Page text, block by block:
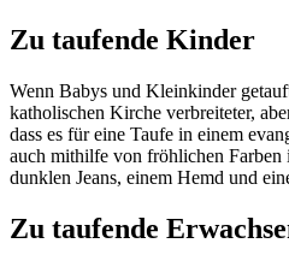
Zu taufende Kinder
Wenn Babys und Kleinkinder
katholischen Kirche verbreiteter,
dass es für eine Taufe in einem
auch mithilfe von fröhlichen Farben
dunklen Jeans, einem Hemd und
Zu taufende